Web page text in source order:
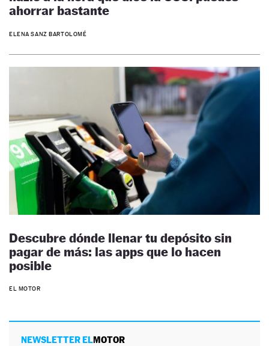
ahorrar bastante
ELENA SANZ BARTOLOMÉ
Descubre dónde llenar tu depósito sin
pagar de más: las apps que lo hacen
posible
EL MOTOR
NEWSLETTER ELMOTOR